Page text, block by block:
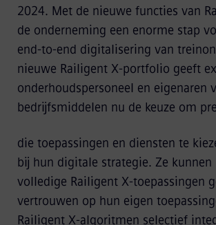
2024. Met de nieuwe functies van
de onderneming een enorme stap
end-to-end digitalisering van
nieuwe Railigent X-portfolio geeft
onderhoudspersoneel en eigenaren
bedrijfsmiddelen nu de keuze om
die toepassingen en diensten te
bij hun digitale strategie. Ze kunnen
volledige Railigent X-toepassingen
vertrouwen op hun eigen
Railigent X-algoritmen selectief